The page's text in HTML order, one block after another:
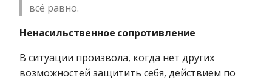
всё равно.
Ненасильственное сопротивление
В ситуации произвола, когда нет других
возможностей защитить себя, действием по